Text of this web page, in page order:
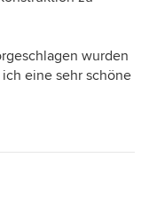
wurden
eine sehr schöne